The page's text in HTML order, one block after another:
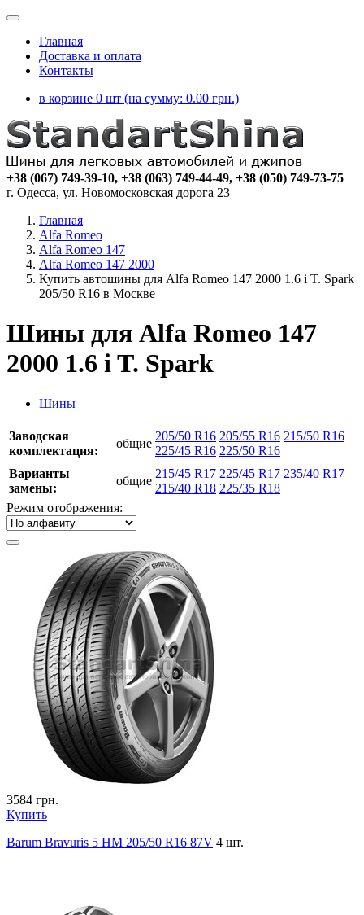
Главная
Доставка и оплата
Контакты
в корзине 0 шт (на сумму: 0.00 грн.)
+38 (067) 749-39-10, +38 (063) 749-44-49, +38 (050) 749-73-75
г. Одесса, ул. Новомосковская дорога 23
Главная
Alfa Romeo
Alfa Romeo 147
Alfa Romeo 147 2000
Купить автошины для Alfa Romeo 147 2000 1.6 i T. Spark
205/50 R16 в Москве
Шины для Alfa Romeo 147
2000 1.6 i T. Spark
Шины
Заводская
комплектация:
общие
205/50 R16 205/55 R16 215/50 R16
225/45 R16 225/50 R16
Варианты
замены:
общие
215/45 R17 225/45 R17 235/40 R17
215/40 R18 225/35 R18
Режим отображения:
3584 грн.
Купить
Barum Bravuris 5 HM 205/50 R16 87V 4 шт.